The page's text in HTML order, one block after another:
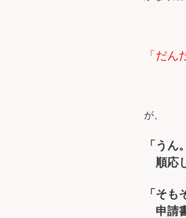
「だん
が、
「うん
順応
「そ
申請